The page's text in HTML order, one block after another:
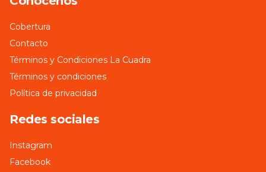
Cobertura
Contacto
Términos y Condiciones La Cuadra
Términos y condiciones
Política de privacidad
Redes sociales
Instagram
Facebook